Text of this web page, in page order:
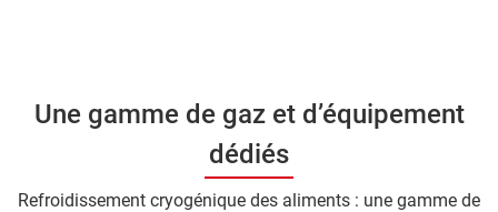
Une gamme de gaz et d’équipement
dédiés
Refroidissement cryogénique des aliments : une gamme de